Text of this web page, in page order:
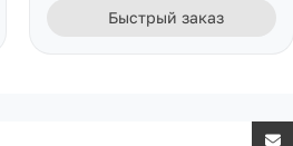
Быстрый заказ